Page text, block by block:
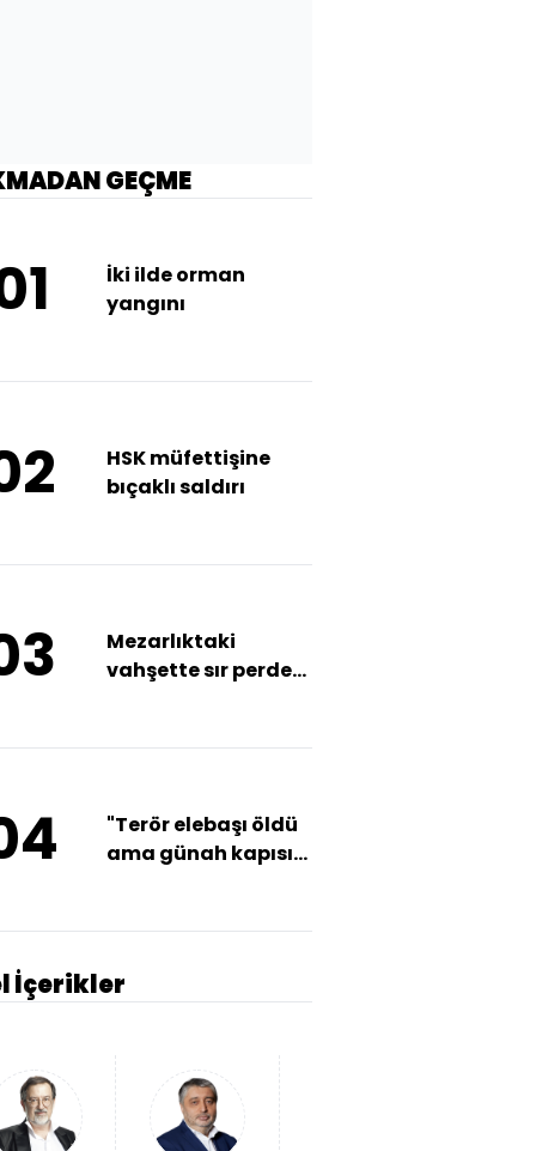
İçerikler
GEÇME
İki ilde orman
yangını
HSK müfettişine
bıçaklı saldırı
Mezarlıktaki
vahşette sır perdesi
"Terör elebaşı öldü
ama günah kapısı